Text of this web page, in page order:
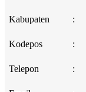
Kabupaten :
Kodepos :
Telepon :